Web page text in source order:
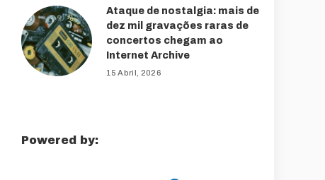
Ataque de nostalgia: mais de
dez mil gravações raras de
concertos chegam ao
Internet Archive
15 Abril, 2026
Powered by: